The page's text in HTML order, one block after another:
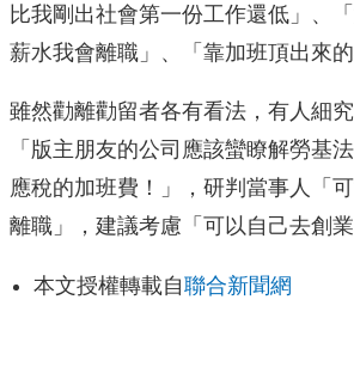
比我剛出社會第一份工作還低」、
薪水我會離職」、「靠加班頂出來的
雖然勸離勸留者各有看法，有人細
「版主朋友的公司應該蠻瞭解勞基
應稅的加班費！」，研判當事人「
離職」，建議考慮「可以自己去創業
本文授權轉載自聯合新聞網